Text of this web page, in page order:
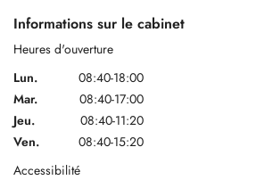
Informations sur le cabinet
Heures d'ouverture
Lun.
08:40-18:00
Mar.
08:40-17:00
Jeu.
08:40-11:20
Ven.
08:40-15:20
Accessibilité